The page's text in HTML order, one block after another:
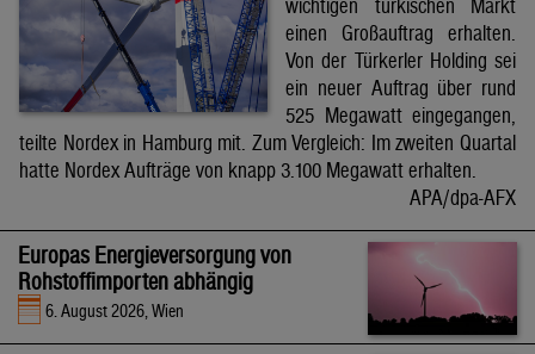
wichtigen türkischen Markt
einen Großauftrag erhalten.
Von der Türkerler Holding sei
ein neuer Auftrag über rund
525 Megawatt eingegangen,
teilte Nordex in Hamburg mit. Zum Vergleich: Im zweiten Quartal
hatte Nordex Aufträge von knapp 3.100 Megawatt erhalten.
APA/dpa-AFX
Europas Energieversorgung von
Rohstoffimporten abhängig
6. August 2026, Wien